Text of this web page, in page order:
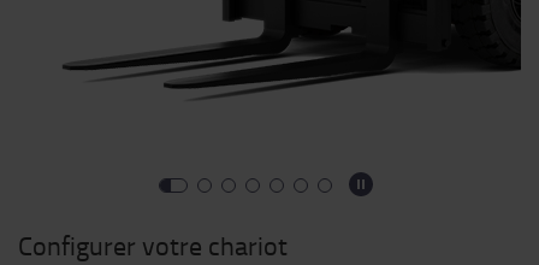
Configurer votre chariot